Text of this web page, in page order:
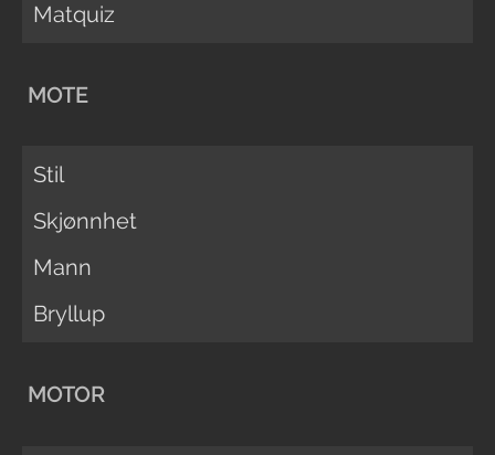
Matquiz
MOTE
Stil
Skjønnhet
Mann
Bryllup
MOTOR